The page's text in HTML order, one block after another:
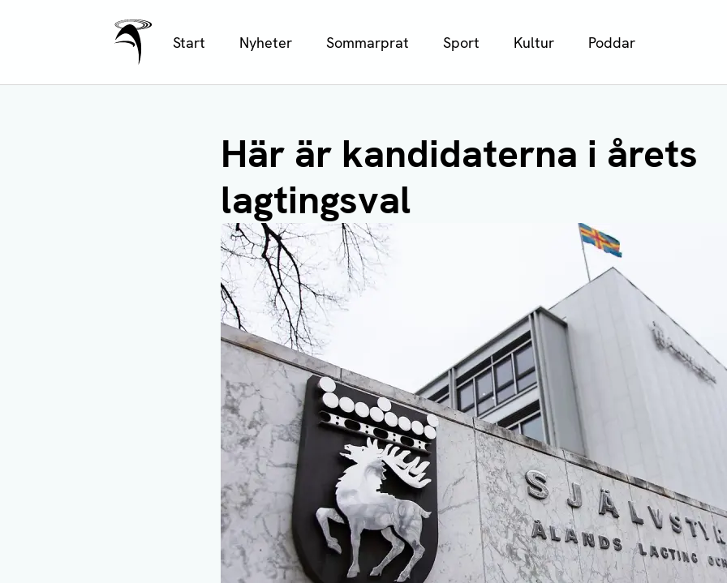
Ålands Radio & TV
Start Nyheter Sommarprat Sport Kultur Poddar
Här är kandidaterna i årets
lagtingsval